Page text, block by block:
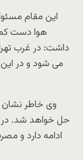
این مقام
داشت: در غرب
می شود و در این
حل خواهد شد. در